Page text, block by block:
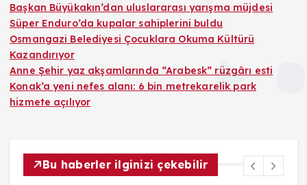
Başkan Büyükakın’dan uluslararası yarışma müjdesi
Süper Enduro’da kupalar sahiplerini buldu
Osmangazi Belediyesi Çocuklara Okuma Kültürü
Kazandırıyor
Anne Şehir yaz akşamlarında “Arabesk” rüzgârı esti
Konak’a yeni nefes alanı: 6 bin metrekarelik park
hizmete açılıyor
Bu haberler ilginizi çekebilir